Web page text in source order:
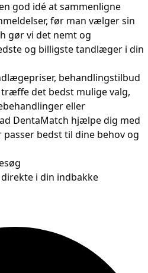
god idé at sammenligne
før man vælger sin
gør vi det nemt og
og billigste tandlæger i din
behandlingstilbud
det bedst mulige valg,
eller
DentaMatch hjælpe dig med
bedst til dine behov og
i din indbakke